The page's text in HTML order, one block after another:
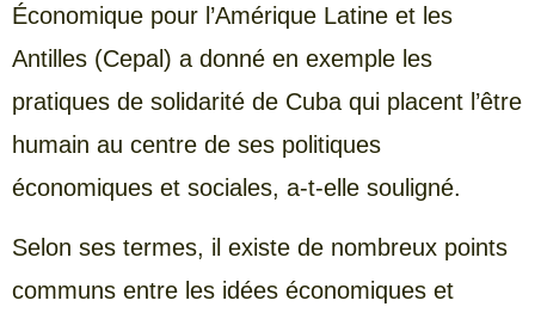
Économique pour l’Amérique Latine et les
Antilles (Cepal) a donné en exemple les
pratiques de solidarité de Cuba qui placent l’être
humain au centre de ses politiques
économiques et sociales, a-t-elle souligné.
Selon ses termes, il existe de nombreux points
communs entre les idées économiques et